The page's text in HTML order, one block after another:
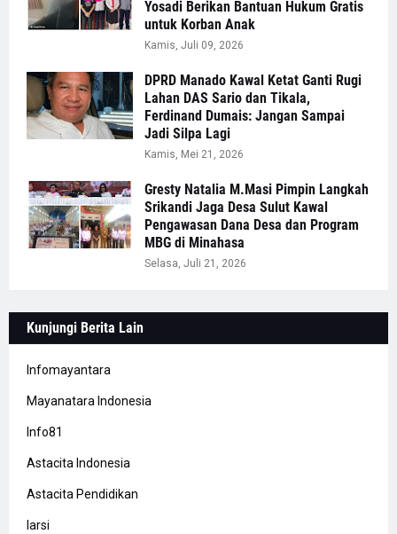
Yosadi Berikan Bantuan Hukum Gratis
untuk Korban Anak
Kamis, Juli 09, 2026
DPRD Manado Kawal Ketat Ganti Rugi
Lahan DAS Sario dan Tikala,
Ferdinand Dumais: Jangan Sampai
Jadi Silpa Lagi
Kamis, Mei 21, 2026
Gresty Natalia M.Masi Pimpin Langkah
Srikandi Jaga Desa Sulut Kawal
Pengawasan Dana Desa dan Program
MBG di Minahasa
Selasa, Juli 21, 2026
Kunjungi Berita Lain
Infomayantara
Mayanatara Indonesia
Info81
Astacita Indonesia
Astacita Pendidikan
Iarsi